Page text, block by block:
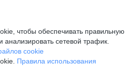
чтобы обеспечивать правильную
анализировать сетевой трафик.
cookie
Правила использования